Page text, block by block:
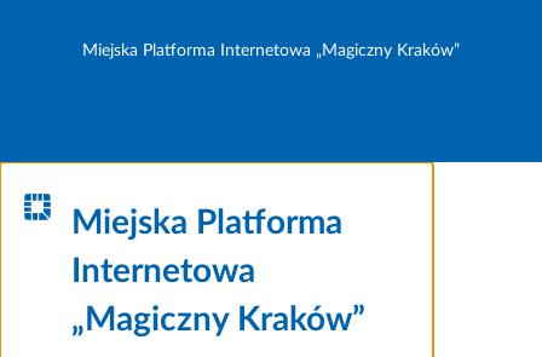
Miejska Platforma Internetowa „Magiczny Kraków”
Miejska Platforma
Internetowa
„Magiczny Kraków”